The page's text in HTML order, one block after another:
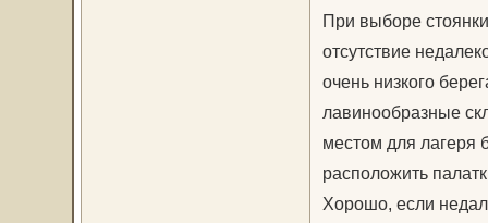
При выборе
отсутствие
очень низкого
лавинообразные
местом для лагеря
расположить
Хорошо, если